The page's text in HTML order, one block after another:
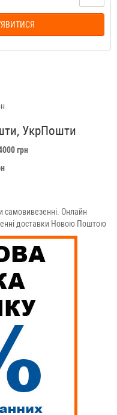
УкрПошти
грн
самовивезенні. Онлайн
доставки Новою Поштою